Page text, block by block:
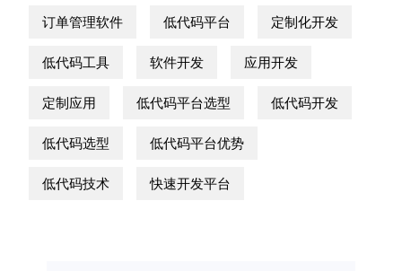
订单管理软件 低代码平台 定制化开发
低代码工具 软件开发 应用开发
定制应用 低代码平台选型 低代码开发
低代码选型 低代码平台优势
低代码技术 快速开发平台